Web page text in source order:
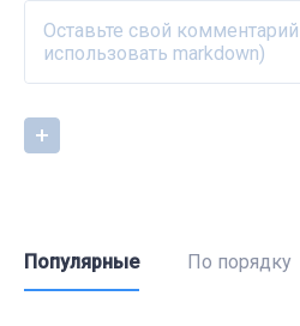
Популярные По порядку